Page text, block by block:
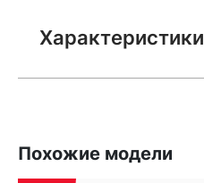
Характеристики
Похожие модели